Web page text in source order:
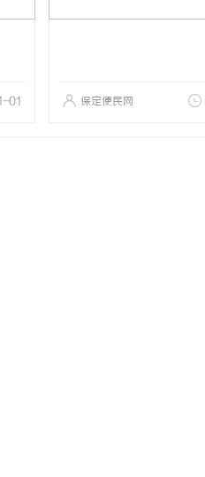
01 保定便民网